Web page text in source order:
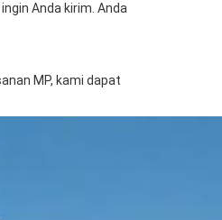
Anda kirim. Anda
MP, kami dapat